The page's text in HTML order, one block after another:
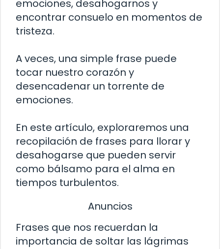
emociones, desahogarnos y
encontrar consuelo en momentos de
tristeza.
A veces, una simple frase puede
tocar nuestro corazón y
desencadenar un torrente de
emociones.
En este artículo, exploraremos una
recopilación de frases para llorar y
desahogarse que pueden servir
como bálsamo para el alma en
tiempos turbulentos.
Anuncios
Frases que nos recuerdan la
importancia de soltar las lágrimas